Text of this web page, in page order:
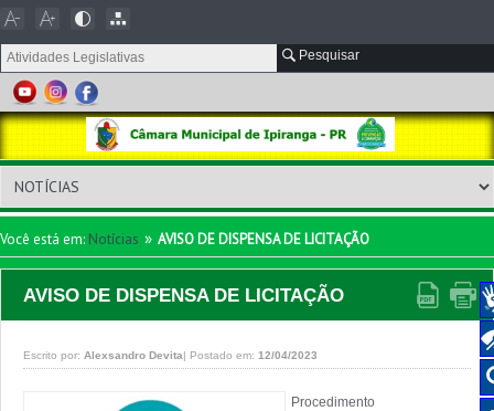
Pesquisar
Você está em: Notícias » AVISO DE DISPENSA DE LICITAÇÃO
AVISO DE DISPENSA DE LICITAÇÃO
Escrito por: Alexsandro Devita| Postado em: 12/04/2023
Procedimento